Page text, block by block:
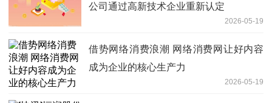
公司通过高新技术企业重新认定
2026-05-19
借势网络消费浪潮 网络消费网让好内容
成为企业的核心生产力
2026-05-19